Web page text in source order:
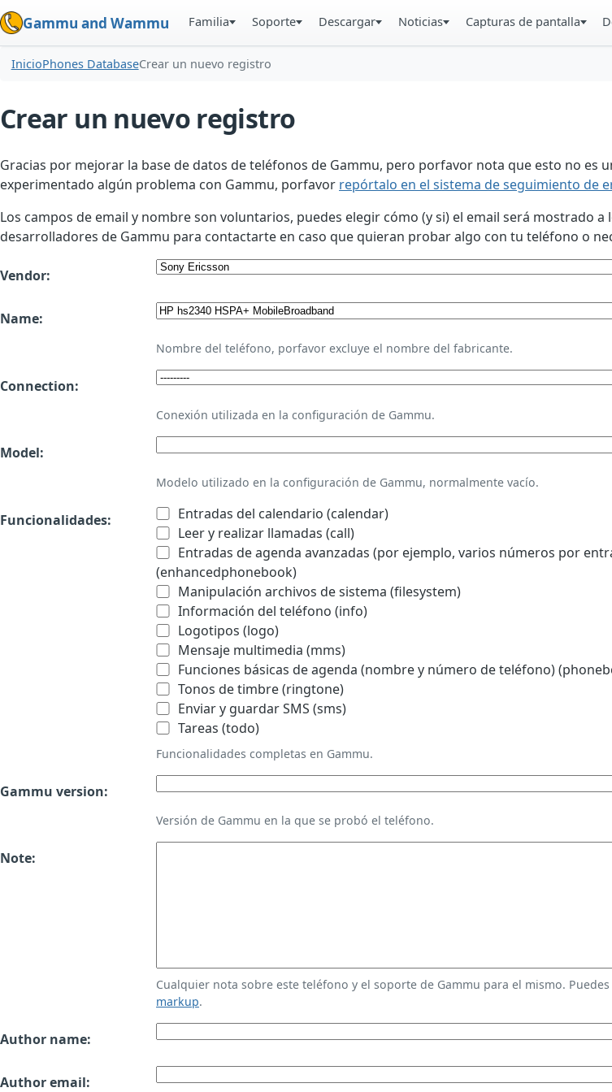
Gammu and Wammu Familia Soporte Descargar Noticias Capturas de pantalla
InicioPhones DatabaseCrear un nuevo registro
Crear un nuevo registro
Gracias por mejorar la base de datos de teléfonos de Gammu, pero porfavor nota que esto no es
experimentado algún problema con Gammu, porfavor repórtalo en el sistema de seguimiento de
Los campos de email y nombre son voluntarios, puedes elegir cómo (y si) el email será mostrado
desarrolladores de Gammu para contactarte en caso que quieran probar algo con tu teléfono o
Vendor:
Name:
Nombre del teléfono, porfavor excluye el nombre del fabricante.
Connection:
Conexión utilizada en la configuración de Gammu.
Model:
Modelo utilizado en la configuración de Gammu, normalmente vacío.
Funcionalidades:
Entradas del calendario (calendar)
Leer y realizar llamadas (call)
Entradas de agenda avanzadas (por ejemplo, varios números por
(enhancedphonebook)
Manipulación archivos de sistema (filesystem)
Información del teléfono (info)
Logotipos (logo)
Mensaje multimedia (mms)
Funciones básicas de agenda (nombre y número de teléfono)
Tonos de timbre (ringtone)
Enviar y guardar SMS (sms)
Tareas (todo)
Funcionalidades completas en Gammu.
Gammu version:
Versión de Gammu en la que se probó el teléfono.
Note:
Cualquier nota sobre este teléfono y el soporte de Gammu para el mismo.
markup.
Author name:
Author email: